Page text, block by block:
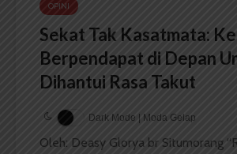
OPINI
Sekat Tak Kasatmata:
Berpendapat di Depan
Dihantui Rasa Takut
Dark Mode | Moda Gelap
Oleh: Deasy Glorya br Situmorang